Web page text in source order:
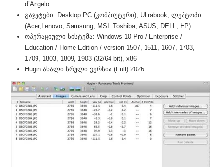
d’Angelo
გაჯეტები: Desktop PC (კომპიუტერი), Ultrabook, ლეპტოპი
(Acer,Lenovo, Samsung, MSI, Toshiba, ASUS, DELL, HP)
ოპერაციული სისტემა: Windows 10 Pro / Enterprise /
Education / Home Edition / version 1507, 1511, 1607, 1703,
1709, 1803, 1809, 1903 (32/64 bit), x86
Hugin ახალი სრული ვერსია (Full) 2026